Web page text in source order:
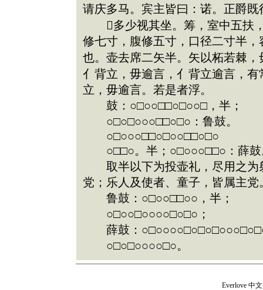
请庆多马。宾主皆曰：诺。正爵既
多少视其坐。筹，室中五扶，
修七寸，腹修五寸，口径二寸半
也。壶去席二矢半。矢以柘若棘
亻背立，毋逾言，亻背立逾言，
立，毋逾言。若是者浮。
鼓：○□○○□□○□○○□，半；
○□○□○○○□□○□○：鲁鼓。
○□○○○□□○□○○□□○□○
○□□○。半；○□○○○□□○：薛鼓
取半以下为投壶礼，尽用之为
党；乐人及使者、童子，皆属主党
鲁鼓：○□○○□□○○，半；
○□○○□○○○○□○□○；
薛鼓：
○□○□○○○○□○。
Everlove中文